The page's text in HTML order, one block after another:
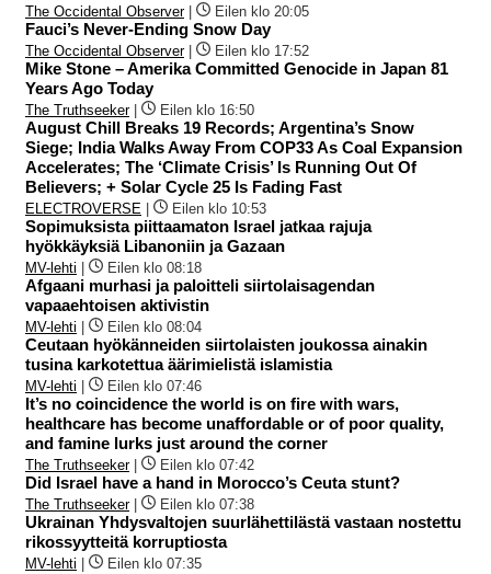
The Occidental Observer| Eilen klo 20:05
Fauci’s Never-Ending Snow Day
The Occidental Observer| Eilen klo 17:52
Mike Stone – Amerika Committed Genocide in Japan 81
Years Ago Today
The Truthseeker| Eilen klo 16:50
August Chill Breaks 19 Records; Argentina’s Snow
Siege; India Walks Away From COP33 As Coal Expansion
Accelerates; The ‘Climate Crisis’ Is Running Out Of
Believers; + Solar Cycle 25 Is Fading Fast
ELECTROVERSE Eilen klo 10:53
Sopimuksista piittaamaton Israel jatkaa rajuja
hyökkäyksiä Libanoniin ja Gazaan
MV-lehti Eilen klo 08:18
Afgaani murhasi ja paloitteli siirtolaisagendan
vapaaehtoisen aktivistin
MV-lehti Eilen klo 08:04
Ceutaan hyökänneiden siirtolaisten joukossa ainakin
tusina karkotettua äärimielistä islamistia
MV-lehti Eilen klo 07:46
It’s no coincidence the world is on fire with wars,
healthcare has become unaffordable or of poor quality,
and famine lurks just around the corner
The Truthseeker| Eilen klo 07:42
Did Israel have a hand in Morocco’s Ceuta stunt?
The Truthseeker| Eilen klo 07:38
Ukrainan Yhdysvaltojen suurlähettilästä vastaan nostettu
rikossyytteitä korruptiosta
MV-lehti Eilen klo 07:35